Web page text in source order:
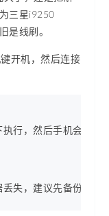
三星i9250
是线刷。
开机，然后连接
行，然后手机会有提
失，建议先备份好重